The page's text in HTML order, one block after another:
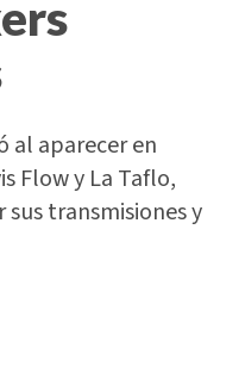
al aparecer en
Flow y La Taflo,
transmisiones y